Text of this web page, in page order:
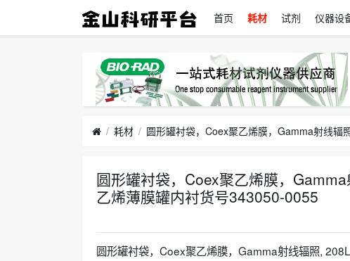
首页 耗材 试剂 仪器设
耗材
圆形罐衬袋，Coex聚乙烯膜，
乙烯薄膜罐内衬货号343050-0055
圆形罐衬袋，Coex聚乙烯膜，Gamma射线辐照,